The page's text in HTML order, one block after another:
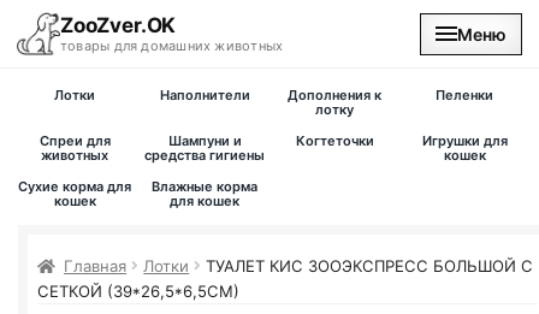
ZooZver.OK
товары для домашних животных
Меню
Вакансии
Лотки Наполнители
Дополнения к
лотку
Пеленки
Спреи для
животных
Шампуни и
средства гигиены
Когтеточки
Игрушки для
кошек
Сухие корма для
кошек
Влажные корма
для кошек
Главная Лотки
ТУАЛЕТ КИС ЗООЭКСПРЕСС БОЛЬШОЙ С
СЕТКОЙ (39*26,5*6,5СМ)